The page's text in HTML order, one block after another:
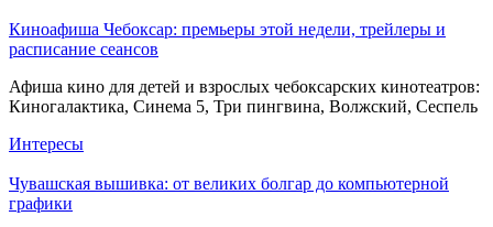
Киноафиша Чебоксар: премьеры этой недели, трейлеры и
расписание сеансов
Афиша кино для детей и взрослых чебоксарских кинотеатров:
Киногалактика, Синема 5, Три пингвина, Волжский, Сеспель
Интересы
Чувашская вышивка: от великих болгар до компьютерной
графики